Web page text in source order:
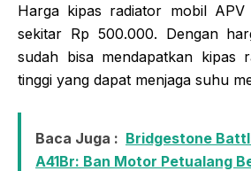
Harga kipas radiator mobil APV
sekitar Rp 500.000. Dengan
sudah bisa mendapatkan kipas
tinggi yang dapat menjaga suhu
Baca Juga : Bridgestone
A41Br: Ban Motor Petualang